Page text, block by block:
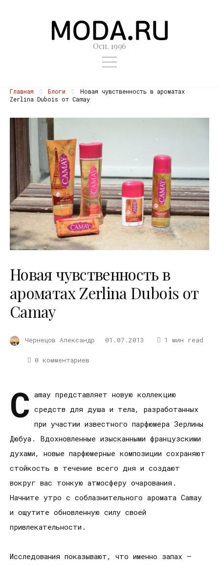
Осн. 1996
Главная Блоги
Новая чувственность в ароматах
Zerlina Dubois от Camay
Новая чувственность в
ароматах Zerlina Dubois от
Camay
Чернецов Александр 01.07.2013 1 мин read
0 комментариев
C amay представляет новую коллекцию
средств для душа и тела, разработанных
при участии известного парфюмера Зерлины
Дюбуа. Вдохновленные изысканными французскими
духами, новые парфюмерные композиции сохраняют
стойкость в течение всего дня и создают
вокруг вас тонкую атмосферу очарования.
Начните утро с соблазнительного аромата Camay
и ощутите обновленную силу своей
привлекательности.
Исследования показывают, что именно запах –